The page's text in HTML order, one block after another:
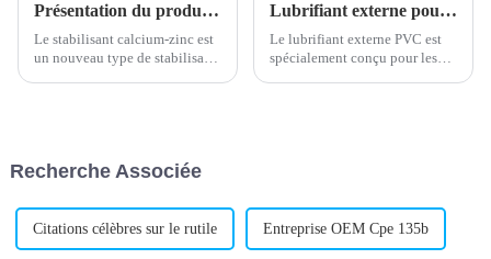
Présentation du produit : Stabilisateur calcium-zinc
Le stabilisant calcium-zinc est
un nouveau type de stabilisant
nocifs.
Lubrifiant externe pour PVC : amélioration des performances et de la durabilité
Le lubrifiant externe PVC est
spécialement conçu pour les
Recherche Associée
Citations célèbres sur le rutile Entreprise OEM Cpe 135b